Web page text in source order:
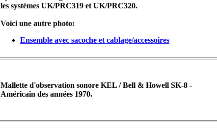
les systèmes UK/PRC319 et UK/PRC320.
Voici une autre photo:
Ensemble avec sacoche et cablage/accessoires
Mallette d'observation sonore KEL / Bell & Howell SK-8 -
Américain des années 1970.